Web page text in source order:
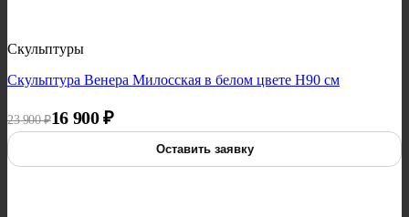
Скульптуры
Скульптура Венера Милосская в белом цвете H90 см
23 900₽
Первоначальная цена составляла 23 900 ₽.
16 900₽
Текущая цена: 16 900 ₽.
Оставить заявку